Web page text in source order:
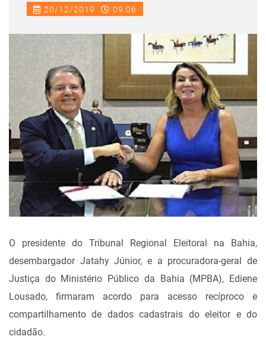
20/12/2019 09:06
O presidente do Tribunal Regional Eleitoral na Bahia,
desembargador Jatahy Júnior, e a procuradora-geral de
Justiça do Ministério Público da Bahia (MPBA), Ediene
Lousado, firmaram acordo para acesso recíproco e
compartilhamento de dados cadastrais do eleitor e do
cidadão.